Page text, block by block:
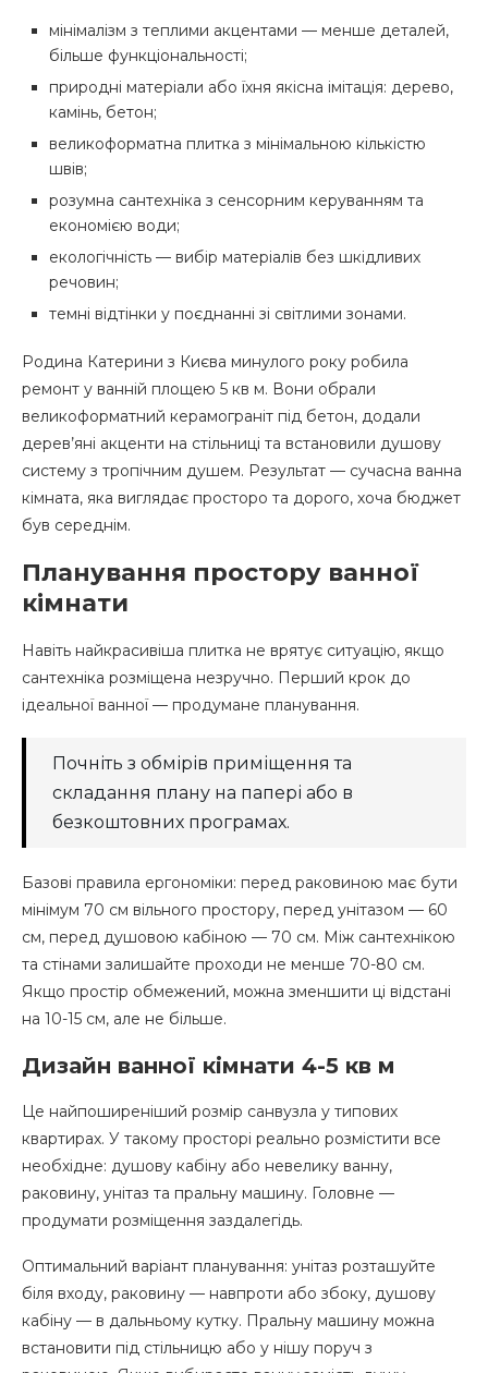
мінімалізм з теплими акцентами — менше деталей,
більше функціональності;
природні матеріали або їхня якісна імітація: дерево,
камінь, бетон;
великоформатна плитка з мінімальною кількістю
швів;
розумна сантехніка з сенсорним керуванням та
економією води;
екологічність — вибір матеріалів без шкідливих
речовин;
темні відтінки у поєднанні зі світлими зонами.
Родина Катерини з Києва минулого року робила
ремонт у ванній площею 5 кв м. Вони обрали
великоформатний керамограніт під бетон, додали
дерев’яні акценти на стільниці та встановили душову
систему з тропічним душем. Результат — сучасна ванна
кімната, яка виглядає просторо та дорого, хоча бюджет
був середнім.
Планування простору ванної
кімнати
Навіть найкрасивіша плитка не врятує ситуацію, якщо
сантехніка розміщена незручно. Перший крок до
ідеальної ванної — продумане планування.
Почніть з обмірів приміщення та
складання плану на папері або в
безкоштовних програмах.
Базові правила ергономіки: перед раковиною має бути
мінімум 70 см вільного простору, перед унітазом — 60
см, перед душовою кабіною — 70 см. Між сантехнікою
та стінами залишайте проходи не менше 70-80 см.
Якщо простір обмежений, можна зменшити ці відстані
на 10-15 см, але не більше.
Дизайн ванної кімнати 4-5 кв м
Це найпоширеніший розмір санвузла у типових
квартирах. У такому просторі реально розмістити все
необхідне: душову кабіну або невелику ванну,
раковину, унітаз та пральну машину. Головне —
продумати розміщення заздалегідь.
Оптимальний варіант планування: унітаз розташуйте
біля входу, раковину — навпроти або збоку, душову
кабіну — в дальньому кутку. Пральну машину можна
встановити під стільницю або у нішу поруч з